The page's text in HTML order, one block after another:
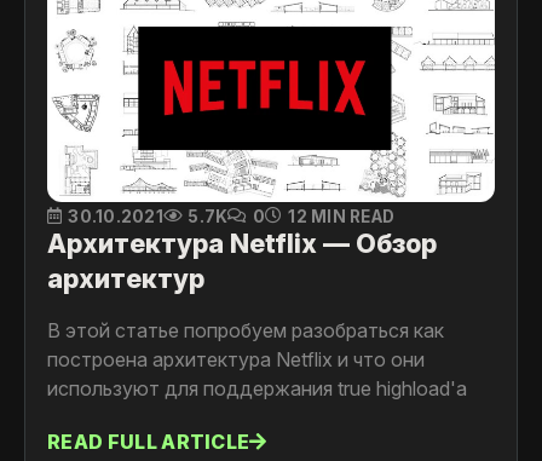
30.10.2021 5.7K 0 12 MIN READ
Архитектура Netflix — Обзор
архитектур
В этой статье попробуем разобраться как
построена архитектура Netflix и что они
используют для поддержания true highload'а
READ FULL ARTICLE